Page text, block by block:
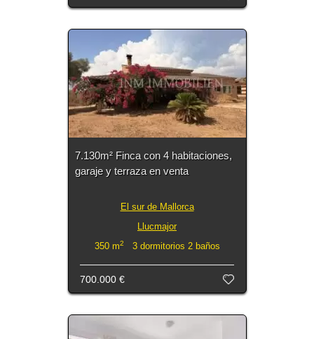
7.130m² Finca con 4 habitaciones,
garaje y terraza en venta
El sur de Mallorca
Llucmajor
350 m2 3 dormitorios 2 baños
700.000 €